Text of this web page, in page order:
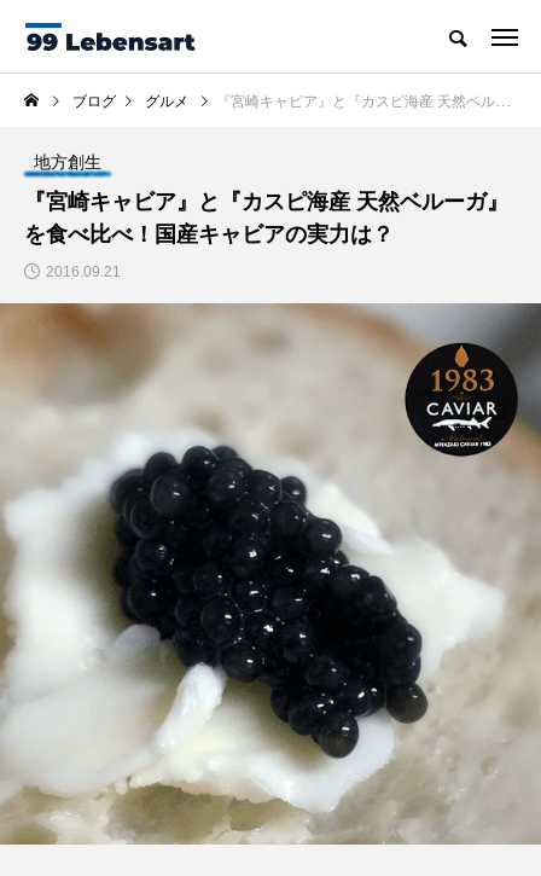
豊かな人生を送るための情報スパイス
WEBマーケティング デジタル 生活 コスト削減 地方創生
NEW POST
WEBマーケティング
デジタル体質じゃない企業のオウ
ンドメディアは成功しない
2015.07.16
生活
さらばスタバ！さらばネスプレ
ソ！丸山珈琲で至高のカプチー
と出会う
ブログ グルメ 『宮崎キャビア』と『カスピ海産 天然ベルーガ』を食べ比べ！国産キャビアの実力は？
地方創生
『宮崎キャビア』と『カスピ海産 天然ベルーガ』
を食べ比べ！国産キャビアの実力は？
2016.09.21